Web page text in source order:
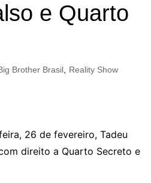
e Quarto
Brother Brasil, Reality Show
26 de fevereiro, Tadeu
direito a Quarto Secreto e